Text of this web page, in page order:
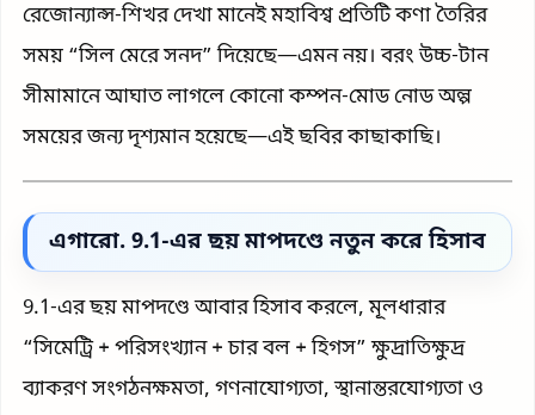
রেজোন্যান্স-শিখর দেখা মানেই মহাবিশ্ব প্রতিটি কণা তৈরির
সময় “সিল মেরে সনদ” দিয়েছে—এমন নয়। বরং উচ্চ-টান
সীমামানে আঘাত লাগলে কোনো কম্পন-মোড নোড অল্প
সময়ের জন্য দৃশ্যমান হয়েছে—এই ছবির কাছাকাছি।
এগারো. 9.1-এর ছয় মাপদণ্ডে নতুন করে হিসাব
9.1-এর ছয় মাপদণ্ডে আবার হিসাব করলে, মূলধারার
“সিমেট্রি + পরিসংখ্যান + চার বল + হিগস” ক্ষুদ্রাতিক্ষুদ্র
ব্যাকরণ সংগঠনক্ষমতা, গণনাযোগ্যতা, স্থানান্তরযোগ্যতা ও